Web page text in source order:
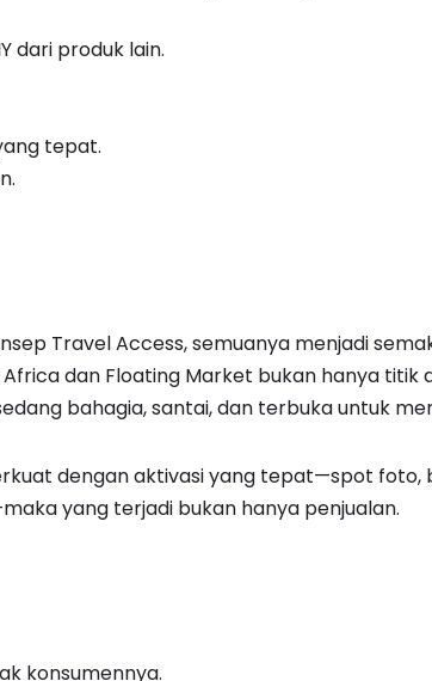
dari produk lain.
tepat.
Travel Access, semuanya menjadi
dan Floating Market bukan hanya titik
bahagia, santai, dan terbuka untuk
dengan aktivasi yang tepat—spot foto,
yang terjadi bukan hanya penjualan.
konsumennya.